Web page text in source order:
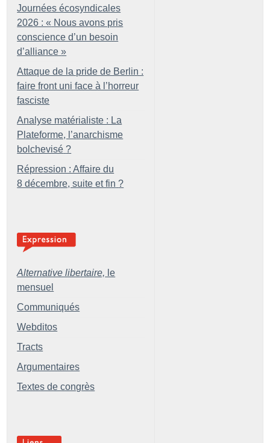
Journées écosyndicales
2026 : « Nous avons pris
conscience d’un besoin
d’alliance »
Attaque de la pride de Berlin :
faire front uni face à l’horreur
fasciste
Analyse matérialiste : La
Plateforme, l’anarchisme
bolchevisé ?
Répression : Affaire du
8 décembre, suite et fin ?
Alternative libertaire, le
mensuel
Communiqués
Webditos
Tracts
Argumentaires
Textes de congrès